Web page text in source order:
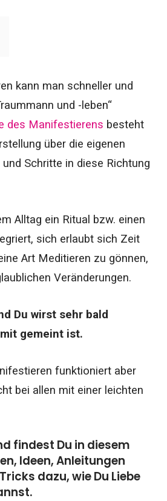
kann man schneller und
und -leben“
des Manifestierens besteht
über die eigenen
Schritte in diese Richtung
Alltag ein Ritual bzw. einen
sich erlaubt sich Zeit
Art Meditieren zu gönnen,
Veränderungen.
Du wirst sehr bald
gemeint ist.
funktioniert aber
bei allen mit einer leichten
findest Du in diesem
Ideen, Anleitungen
dazu, wie Du Liebe